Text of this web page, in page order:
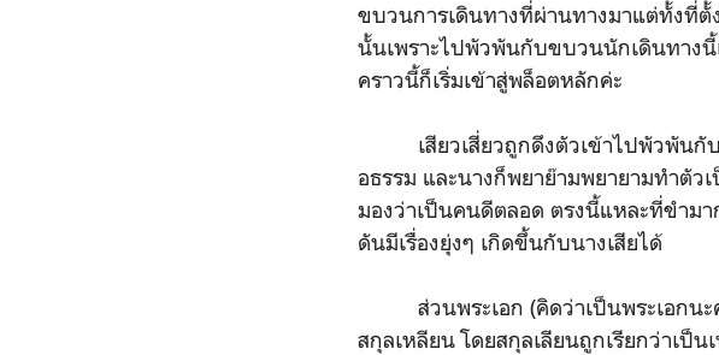
ขบวนการเดินทางที่ผ่านทางมาแต่ทั้งที่ตั้
นั้นเพราะไปพัวพันกับขบวนนักเดินทางนี้
คราวนี้ก็เริ่มเข้าสู่พล็อตหลักค่ะ
เสียวเสี่ยวถูกดึงตัวเข้าไปพัวพันกับเ
อธรรม และนางก็พยาย๊ามพยายามทำตั
มองว่าเป็นคนดีตลอด ตรงนี้แหละที่ขำม
ดันมีเรื่องยุ่งๆ เกิดขึ้นกับนางเสียได้
ส่วนพระเอก (คิดว่าเป็นพระเอกนะค
สกุลเหลียน โดยสกุลเลียนถูกเรียกว่าเป็